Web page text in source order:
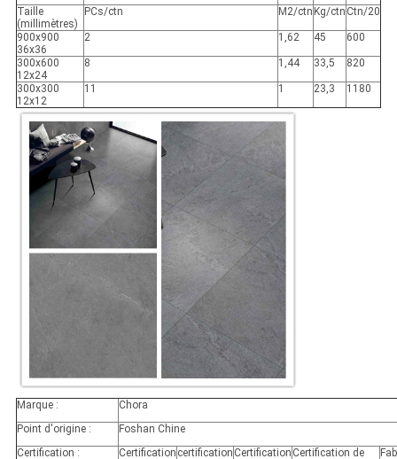
Taille
(millimètres)
PCs/ctn M2/ctn Kg/ctn Ctn/20
900x900
36x36
2 1,62 45 600
300x600
12x24
8 1,44 33,5 820
300x300
12x12
11 1 23,3 1180
Marque :
Chora
Point d'origine :
Foshan Chine
Certification :
Certification certification Certification Certification de